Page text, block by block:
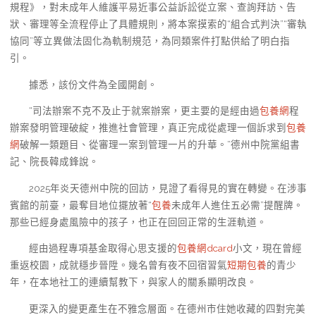
規程》，對未成年人維護平易近事公益訴訟從立案、查詢拜訪、告
狀、審理等全流程停止了具體規則，將本案摸索的“組合式判決”“審執
協同”等立異做法固化為軌制規范，為同類案件打點供給了明白指
引。
據悉，該份文件為全國開創。
“司法辦案不克不及止于就案辦案，更主要的是經由過包養網程
辦案發明管理破綻，推進社會管理，真正完成從處理一個訴求到 包養
網破解一類題目、從審理一案到管理一片的升華。”德州中院黨組書
記、院長韓成鋒說。
2025年炎天德州中院的回訪，見證了看得見的實在轉變。在涉事
賓館的前臺，最奪目地位擺放著“包養未成年人進住五必需”提醒牌。
那些已經身處風險中的孩子，也正在回回正常的生涯軌道。
經由過程專項基金取得心思支援的包養網dcard小文，現在曾經
重返校園，成就穩步晉陞。幾名曾有夜不回宿習氣短期包養的青少
年，在本地社工的連續幫教下，與家人的關系顯明改良。
更深入的變更產生在不雅念層面。在德州市住她收藏的四對完美